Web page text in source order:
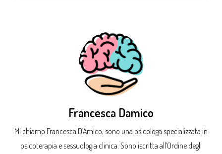
Francesca Damico
Mi chiamo Francesca D’Amico, sono una psicologa specializzata in
psicoterapia e sessuologia clinica. Sono iscritta all’Ordine degli